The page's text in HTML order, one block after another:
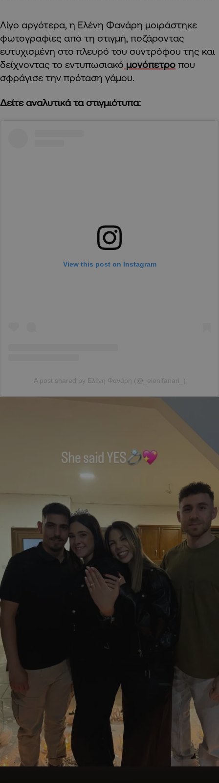
Λίγο αργότερα, η Ελένη Φανάρη μοιράστηκε
φωτογραφίες από τη στιγμή, ποζάροντας
ευτυχισμένη στο πλευρό του συντρόφου της και
δείχνοντας το εντυπωσιακό μονόπετρο που
σφράγισε την πρόταση γάμου.
Δείτε αναλυτικά τα στιγμιότυπα:
View this post on Instagram
A post shared by Ελένη Φανάρη (@_elenifanari_)